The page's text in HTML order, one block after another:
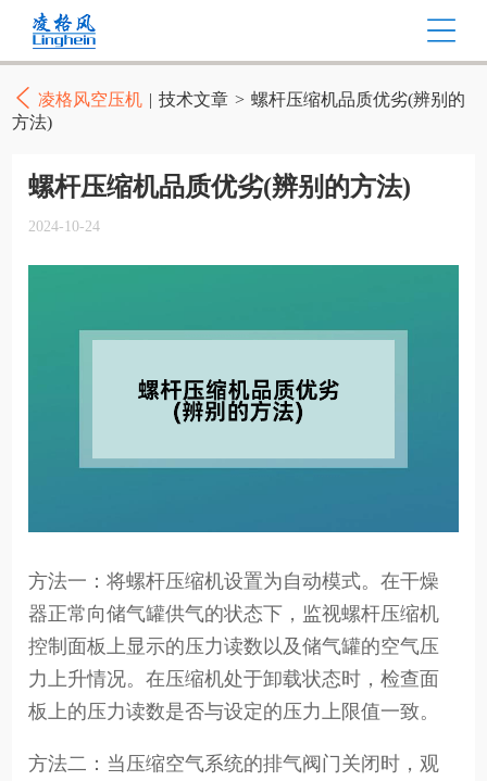
凌格风空压机 | 技术文章 > 螺杆压缩机品质优劣(辨别的
方法)
螺杆压缩机品质优劣(辨别的方法)
2024-10-24
方法一：将螺杆压缩机设置为自动模式。在干燥
器正常向储气罐供气的状态下，监视螺杆压缩机
控制面板上显示的压力读数以及储气罐的空气压
力上升情况。在压缩机处于卸载状态时，检查面
板上的压力读数是否与设定的压力上限值一致。
方法二：当压缩空气系统的排气阀门关闭时，观